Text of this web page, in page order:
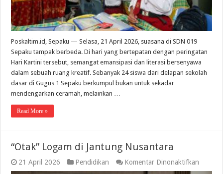
Poskaltim.id, Sepaku — Selasa, 21 April 2026, suasana di SDN 019
Sepaku tampak berbeda. Di hari yang bertepatan dengan peringatan
Hari Kartini tersebut, semangat emansipasi dan literasi bersenyawa
dalam sebuah ruang kreatif. Sebanyak 24 siswa dari delapan sekolah
dasar di Gugus 1 Sepaku berkumpul bukan untuk sekadar
mendengarkan ceramah, melainkan …
Read More »
“Otak” Logam di Jantung Nusantara
21 April 2026 Pendidikan Komentar Dinonaktifkan
“Otak”